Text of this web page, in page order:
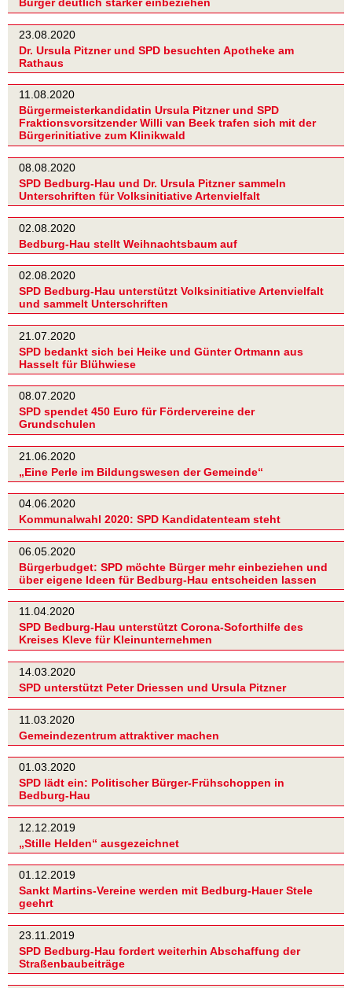
Bürger deutlich stärker einbeziehen
23.08.2020
Dr. Ursula Pitzner und SPD besuchten Apotheke am
Rathaus
11.08.2020
Bürgermeisterkandidatin Ursula Pitzner und SPD
Fraktionsvorsitzender Willi van Beek trafen sich mit der
Bürgerinitiative zum Klinikwald
08.08.2020
SPD Bedburg-Hau und Dr. Ursula Pitzner sammeln
Unterschriften für Volksinitiative Artenvielfalt
02.08.2020
Bedburg-Hau stellt Weihnachtsbaum auf
02.08.2020
SPD Bedburg-Hau unterstützt Volksinitiative Artenvielfalt
und sammelt Unterschriften
21.07.2020
SPD bedankt sich bei Heike und Günter Ortmann aus
Hasselt für Blühwiese
08.07.2020
SPD spendet 450 Euro für Fördervereine der
Grundschulen
21.06.2020
„Eine Perle im Bildungswesen der Gemeinde“
04.06.2020
Kommunalwahl 2020: SPD Kandidatenteam steht
06.05.2020
Bürgerbudget: SPD möchte Bürger mehr einbeziehen und
über eigene Ideen für Bedburg-Hau entscheiden lassen
11.04.2020
SPD Bedburg-Hau unterstützt Corona-Soforthilfe des
Kreises Kleve für Kleinunternehmen
14.03.2020
SPD unterstützt Peter Driessen und Ursula Pitzner
11.03.2020
Gemeindezentrum attraktiver machen
01.03.2020
SPD lädt ein: Politischer Bürger-Frühschoppen in
Bedburg-Hau
12.12.2019
„Stille Helden“ ausgezeichnet
01.12.2019
Sankt Martins-Vereine werden mit Bedburg-Hauer Stele
geehrt
23.11.2019
SPD Bedburg-Hau fordert weiterhin Abschaffung der
Straßenbaubeiträge